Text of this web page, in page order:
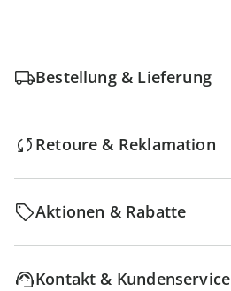
Bestellung & Lieferung
Retoure & Reklamation
Aktionen & Rabatte
Kontakt & Kundenservice